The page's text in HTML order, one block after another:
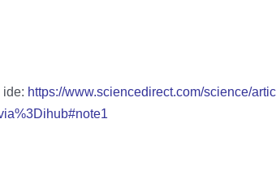
ide: https://www.sciencedirect.com/science/